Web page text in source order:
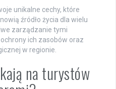
unikalne cechy, które
źródło życia dla wielu
zarządzanie tymi
ich zasobów oraz
w regionie.
na turystów